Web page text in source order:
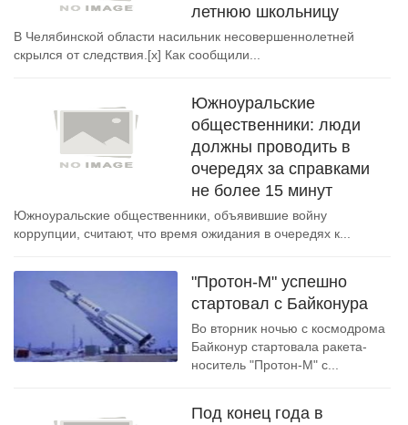
летнюю школьницу
В Челябинской области насильник несовершеннолетней
скрылся от следствия.[x] Как сообщили...
Южноуральские
общественники: люди
должны проводить в
очередях за справками
не более 15 минут
Южноуральские общественники, объявившие войну
коррупции, считают, что время ожидания в очередях к...
"Протон-М" успешно
стартовал с Байконура
Во вторник ночью с космодрома
Байконур стартовала ракета-
носитель "Протон-М" с...
Под конец года в